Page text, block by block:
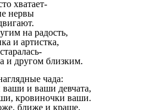
хватает-
нервы
на радость,
артистка,
близким.
чада:
ваши девчата,
ваши.
и краше.